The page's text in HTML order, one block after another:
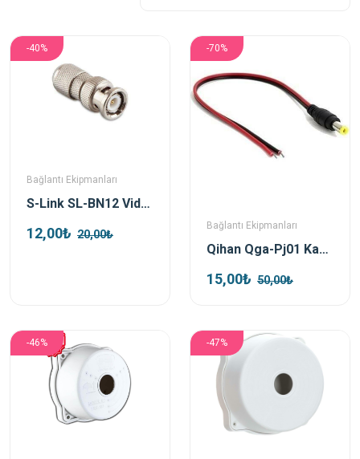
-40%
Bağlantı Ekipmanları
S-Link SL-BN12 Vidalı Bnc Konnektör
12,00₺ 20,00₺
-70%
Bağlantı Ekipmanları
Qihan Qga-Pj01 Kamera Dc Jak Powerjack
15,00₺ 50,00₺
-46% -47%